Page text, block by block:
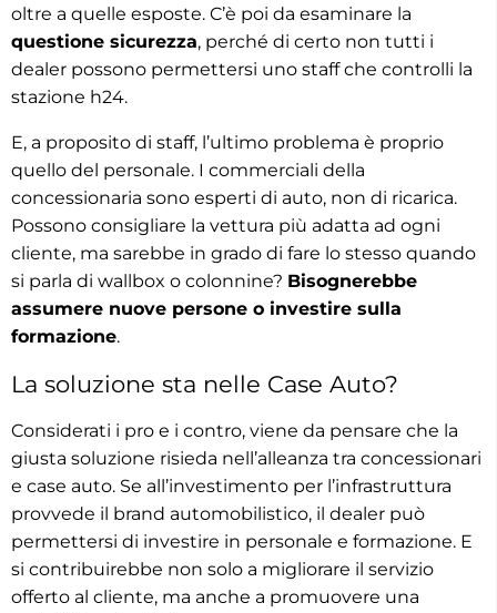
oltre a quelle esposte. C’è poi da esaminare la
questione sicurezza, perché di certo non tutti i
dealer possono permettersi uno staff che controlli la
stazione h24.
E, a proposito di staff, l’ultimo problema è proprio
quello del personale. I commerciali della
concessionaria sono esperti di auto, non di ricarica.
Possono consigliare la vettura più adatta ad ogni
cliente, ma sarebbe in grado di fare lo stesso quando
si parla di wallbox o colonnine? Bisognerebbe
assumere nuove persone o investire sulla
formazione.
La soluzione sta nelle Case Auto?
Considerati i pro e i contro, viene da pensare che la
giusta soluzione risieda nell’alleanza tra concessionari
e case auto. Se all’investimento per l’infrastruttura
provvede il brand automobilistico, il dealer può
permettersi di investire in personale e formazione. E
si contribuirebbe non solo a migliorare il servizio
offerto al cliente, ma anche a promuovere una